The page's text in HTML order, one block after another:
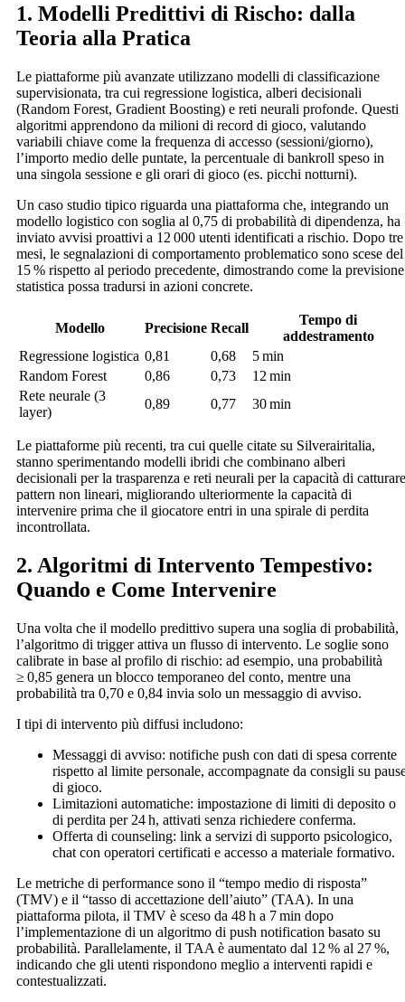
1. Modelli Predittivi di Rischo: dalla
Teoria alla Pratica
Le piattaforme più avanzate utilizzano modelli di classificazione
supervisionata, tra cui regressione logistica, alberi decisionali
(Random Forest, Gradient Boosting) e reti neurali profonde. Questi
algoritmi apprendono da milioni di record di gioco, valutando
variabili chiave come la frequenza di accesso (sessioni/giorno),
l’importo medio delle puntate, la percentuale di bankroll speso in
una singola sessione e gli orari di gioco (es. picchi notturni).
Un caso studio tipico riguarda una piattaforma che, integrando un
modello logistico con soglia al 0,75 di probabilità di dipendenza, ha
inviato avvisi proattivi a 12 000 utenti identificati a rischio. Dopo tre
mesi, le segnalazioni di comportamento problematico sono scese del
15 % rispetto al periodo precedente, dimostrando come la previsione
statistica possa tradursi in azioni concrete.
Modello Precisione Recall
Tempo di
addestramento
Regressione logistica 0,81 0,68
5 min
Random Forest
0,86 0,73
12 min
Rete neurale (3
layer)
0,89 0,77 30 min
Le piattaforme più recenti, tra cui quelle citate su Silverairitalia,
stanno sperimentando modelli ibridi che combinano alberi
decisionali per la trasparenza e reti neurali per la capacità di catturare
pattern non lineari, migliorando ulteriormente la capacità di
intervenire prima che il giocatore entri in una spirale di perdita
incontrollata.
2. Algoritmi di Intervento Tempestivo:
Quando e Come Intervenire
Una volta che il modello predittivo supera una soglia di probabilità,
l’algoritmo di trigger attiva un flusso di intervento. Le soglie sono
calibrate in base al profilo di rischio: ad esempio, una probabilità
≥ 0,85 genera un blocco temporaneo del conto, mentre una
probabilità tra 0,70 e 0,84 invia solo un messaggio di avviso.
I tipi di intervento più diffusi includono:
Messaggi di avviso: notifiche push con dati di spesa corrente
rispetto al limite personale, accompagnate da consigli su
di gioco.
Limitazioni automatiche: impostazione di limiti di deposito o
di perdita per 24 h, attivati senza richiedere conferma.
Offerta di counseling: link a servizi di supporto psicologico,
chat con operatori certificati e accesso a materiale formativo.
Le metriche di performance sono il “tempo medio di risposta”
(TMV) e il “tasso di accettazione dell’aiuto” (TAA). In una
piattaforma pilota, il TMV è sceso da 48 h a 7 min dopo
l’implementazione di un algoritmo di push notification basato su
probabilità. Parallelamente, il TAA è aumentato dal 12 % al 27 %,
indicando che gli utenti rispondono meglio a interventi rapidi e
contestualizzati.